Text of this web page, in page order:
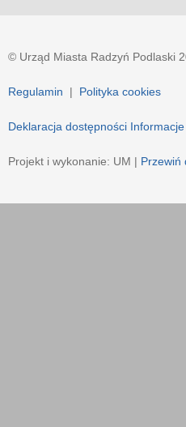
© Urząd Miasta Radzyń Podlaski
Regulamin | Polityka cookies
Deklaracja dostępności
Projekt i wykonanie: UM | Przewiń